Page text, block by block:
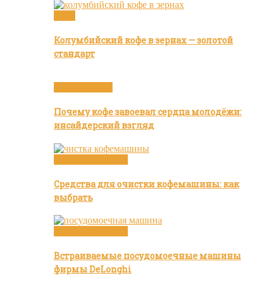
Колумбийский кофе в зернах — золотой
стандарт
Почему кофе завоевал сердца молодёжи:
инсайдерский взгляд
Средства для очистки кофемашины: как
выбрать
Встраиваемые посудомоечные машины
фирмы DeLonghi